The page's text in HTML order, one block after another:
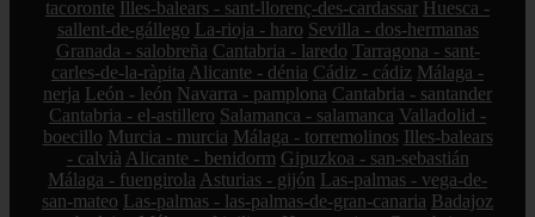
tacoronte Illes-balears - sant-llorenç-des-cardassar Huesca -
sallent-de-gállego La-rioja - haro Sevilla - dos-hermanas
Granada - salobreña Cantabria - laredo Tarragona - sant-
carles-de-la-ràpita Alicante - dénia Cádiz - cádiz Málaga -
nerja León - león Navarra - pamplona Cantabria - santander
Cantabria - el-astillero Salamanca - salamanca Valladolid -
boecillo Murcia - murcia Málaga - torremolinos Illes-balears
- calvià Alicante - benidorm Gipuzkoa - san-sebastián
Málaga - fuengirola Asturias - gijón Las-palmas - vega-de-
san-mateo Las-palmas - las-palmas-de-gran-canaria Badajoz